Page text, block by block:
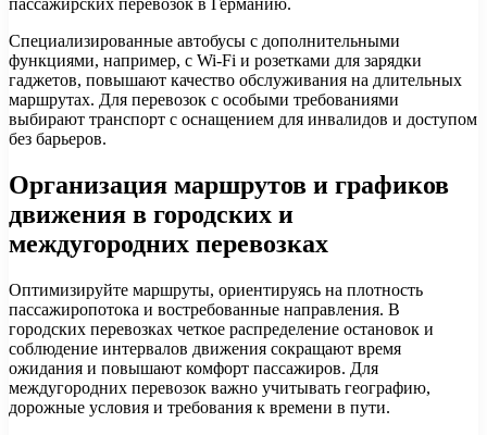
Специализированные автобусы с дополнительными
функциями, например, с Wi-Fi и розетками для зарядки
гаджетов, повышают качество обслуживания на длительных
маршрутах. Для перевозок с особыми требованиями
выбирают транспорт с оснащением для инвалидов и доступом
без барьеров.
Организация маршрутов и графиков
движения в городских и
междугородних перевозках
Оптимизируйте маршруты, ориентируясь на плотность
пассажиропотока и востребованные направления. В
городских перевозках четкое распределение остановок и
соблюдение интервалов движения сокращают время
ожидания и повышают комфорт пассажиров. Для
междугородних перевозок важно учитывать географию,
дорожные условия и требования к времени в пути.